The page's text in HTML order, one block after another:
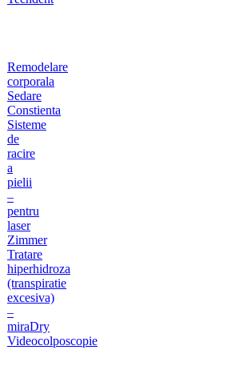
Remodelare
corporala
Sedare
Constienta
Sisteme
de
racire
a
pielii
–
pentru
laser
Zimmer
Tratare
hiperhidroza
(transpiratie
excesiva)
–
miraDry
Videocolposcopie